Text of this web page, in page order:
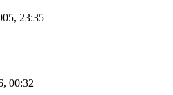
23:35
00:32